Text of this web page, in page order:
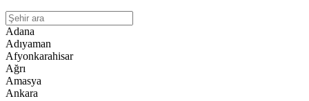
Adana
Adıyaman
Afyonkarahisar
Ağrı
Amasya
Ankara